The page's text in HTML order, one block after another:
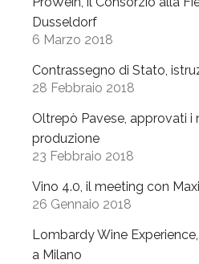
M
e
r
n
W
n
Dusseldorf
6 Marzo 2018
Contrassegno di Stato,
28 Febbraio 2018
Oltrepò Pavese, approvati i
produzione
23 Febbraio 2018
Vino 4.0, il meeting con
26 Gennaio 2018
Lombardy Wine
a Milano